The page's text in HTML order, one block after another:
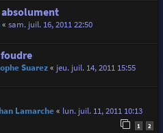
« sam. juil. 16, 2011 22:50
Suarez« jeu. juil. 14, 2011 15:55
Lamarche« lun. juil. 11, 2011 10:13
1 2